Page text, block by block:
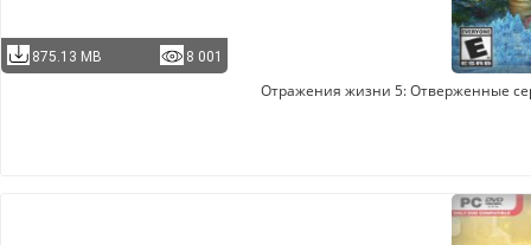
875.13 MB 8 001
Отражения жизни 5: Отверженные